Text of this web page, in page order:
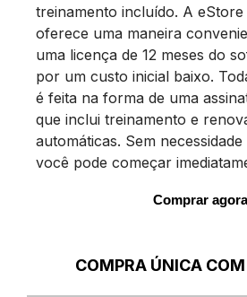
COMPRA ÚNICA
treinamento incluído. A eStore
oferece uma maneira
uma licença de 12 meses do
por um custo inicial baixo.
é feita na forma de uma
que inclui treinamento e
automáticas. Sem
você pode começar
Comprar agora